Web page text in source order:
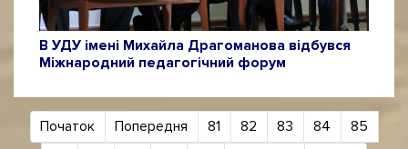
В УДУ імені Михайла Драгоманова відбувся
Міжнародний педагогічний форум
Початок Попередня 81 82 83 84
85